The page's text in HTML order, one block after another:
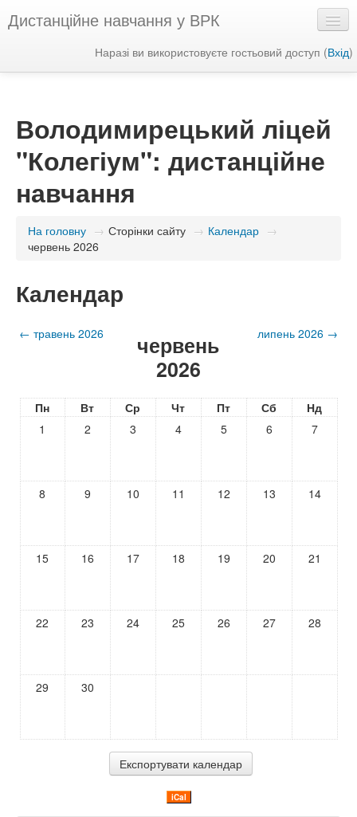
Дистанційне навчання у ВРК
Наразі ви використовуєте гостьовий доступ (Вхід)
Володимирецький ліцей
"Колегіум": дистанційне
навчання
На головну → Сторінки сайту → Календар →
червень 2026
Календар
← травень 2026
червень
2026
липень 2026 →
Пн Вт Ср Чт Пт Сб
Нд
1
2 3 4 5 6 7
8 9 10 11 12 13 14
15 16 17 18 19 20 21
22 23 24 25 26 27 28
29 30
iCal